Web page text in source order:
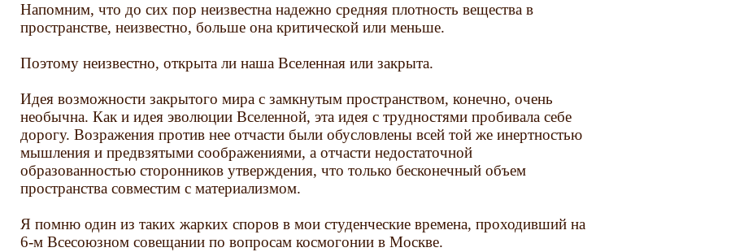
Напомним, что до сих пор неизвестна надежно средняя плотность вещества в
пространстве, неизвестно, больше она критической или меньше.
Поэтому неизвестно, открыта ли наша Вселенная или закрыта.
Идея возможности закрытого мира с замкнутым пространством, конечно, очень
необычна. Как и идея эволюции Вселенной, эта идея с трудностями пробивала себе
дорогу. Возражения против нее отчасти были обусловлены всей той же инертностью
мышления и предвзятыми соображениями, а отчасти недостаточной
образованностью сторонников утверждения, что только бесконечный объем
пространства совместим с материализмом.
Я помню один из таких жарких споров в мои студенческие времена, проходивший на
6-м Всесоюзном совещании по вопросам космогонии в Москве.